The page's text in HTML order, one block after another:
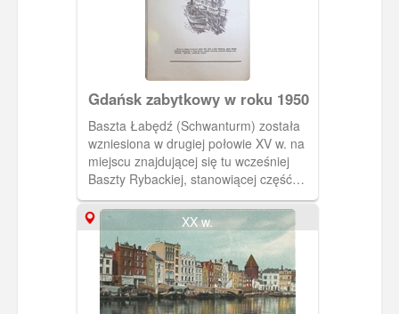
Gdańsk zabytkowy w roku 1950
Baszta Łabędź (Schwanturm) została
wzniesiona w drugiej połowie XV w. na
miejscu znajdującej się tu wcześniej
Baszty Rybackiej, stanowiącej część
umocnień zamku krzyżackiego.
Mieszkańcy Gdańska rychło po
wygnaniu Krzyżaków z miasta (1454 r.)
zburzyli wszystkie ich budowle,
zostawiając gdzieniegdzie tylko
fundamenty. Basztę Łabędź
posadowiono właśnie na fundamentach
XX w.